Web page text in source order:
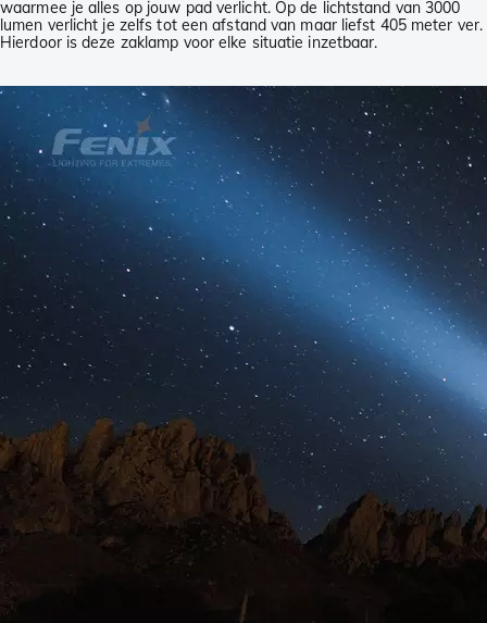
waarmee je alles op jouw pad verlicht. Op de lichtstand van 3000
lumen verlicht je zelfs tot een afstand van maar liefst 405 meter ver.
Hierdoor is deze zaklamp voor elke situatie inzetbaar.